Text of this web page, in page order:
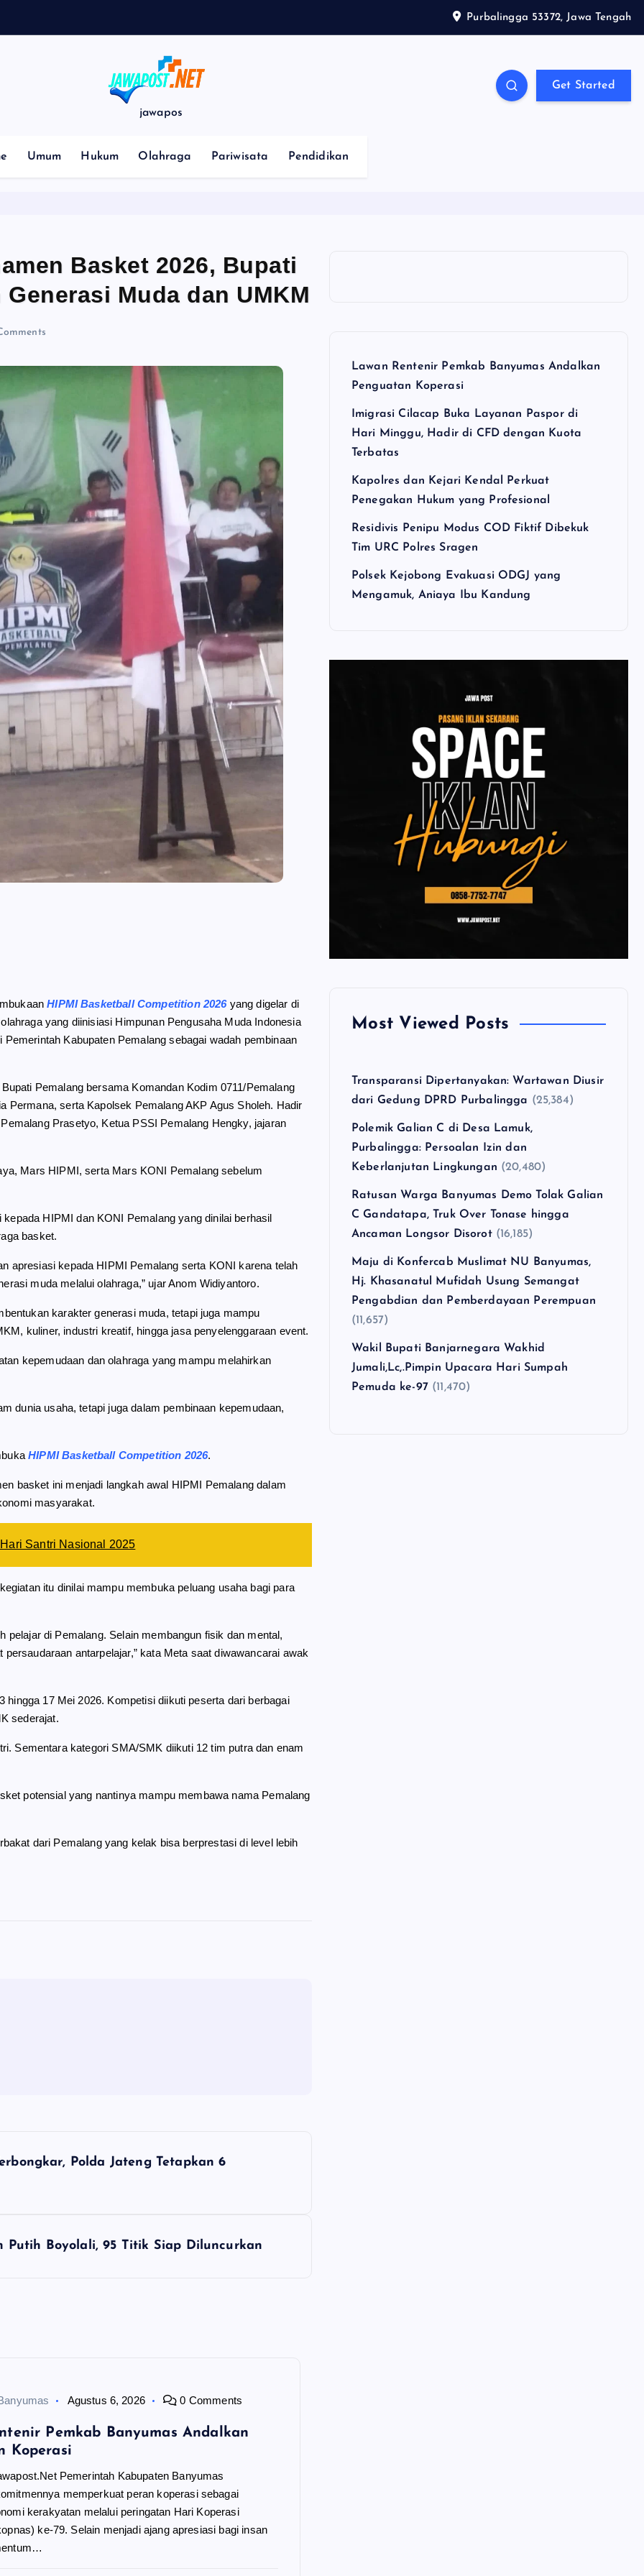
Purbalingga 53372, Jawa Tengah
jawapos
Get Started
Umum Hukum Olahraga Pariwisata Pendidikan
Basket 2026, Bupati
Muda dan UMKM
HIPMI Basketball Competition 2026yang digelar di
yang diinisiasi Himpunan Pengusaha Muda Indonesia
Kabupaten Pemalang sebagai wadah pembinaan
Pemalang bersama Komandan Kodim 0711/Pemalang
Permana, serta Kapolsek Pemalang AKP Agus Sholeh. Hadir
Prasetyo, Ketua PSSI Pemalang Hengky, jajaran
Mars HIPMI, serta Mars KONI Pemalang sebelum
HIPMI dan KONI Pemalang yang dinilai berhasil
basket.
apresiasi kepada HIPMI Pemalang serta KONI karena telah
muda melalui olahraga,” ujar Anom Widiyantoro.
karakter generasi muda, tetapi juga mampu
kuliner, industri kreatif, hingga jasa penyelenggaraan event.
kepemudaan dan olahraga yang mampu melahirkan
dunia usaha, tetapi juga dalam pembinaan kepemudaan,
HIPMI Basketball Competition 2026.
basket ini menjadi langkah awal HIPMI Pemalang dalam
masyarakat.
Santri Nasional 2025
itu dinilai mampu membuka peluang usaha bagi para
pelajar di Pemalang. Selain membangun fisik dan mental,
antarpelajar,” kata Meta saat diwawancarai awak
17 Mei 2026. Kompetisi diikuti peserta dari berbagai
sederajat.
Sementara kategori SMA/SMK diikuti 12 tim putra dan enam
potensial yang nantinya mampu membawa nama Pemalang
dari Pemalang yang kelak bisa berprestasi di level lebih
Polda Jateng Tetapkan 6
Putih Boyolali, 95 Titik Siap Diluncurkan
Agustus 6, 2026 0 Comments
Pemkab Banyumas Andalkan
Koperasi
Pemerintah Kabupaten Banyumas
memperkuat peran koperasi sebagai
kerakyatan melalui peringatan Hari Koperasi
ke-79. Selain menjadi ajang apresiasi bagi insan
Lawan Rentenir Pemkab Banyumas Andalkan
Penguatan Koperasi
Imigrasi Cilacap Buka Layanan Paspor di
Hari Minggu, Hadir di CFD dengan Kuota
Terbatas
Kapolres dan Kejari Kendal Perkuat
Penegakan Hukum yang Profesional
Residivis Penipu Modus COD Fiktif Dibekuk
Tim URC Polres Sragen
Polsek Kejobong Evakuasi ODGJ yang
Mengamuk, Aniaya Ibu Kandung
Most Viewed Posts
Transparansi Dipertanyakan: Wartawan Diusir
dari Gedung DPRD Purbalingga (25,384)
Polemik Galian C di Desa Lamuk,
Purbalingga: Persoalan Izin dan
Keberlanjutan Lingkungan (20,480)
Ratusan Warga Banyumas Demo Tolak Galian
C Gandatapa, Truk Over Tonase hingga
Ancaman Longsor Disorot (16,185)
Maju di Konfercab Muslimat NU Banyumas,
Hj. Khasanatul Mufidah Usung Semangat
Pengabdian dan Pemberdayaan Perempuan
(11,657)
Wakil Bupati Banjarnegara Wakhid
Jumali,Lc,.Pimpin Upacara Hari Sumpah
Pemuda ke-97 (11,470)